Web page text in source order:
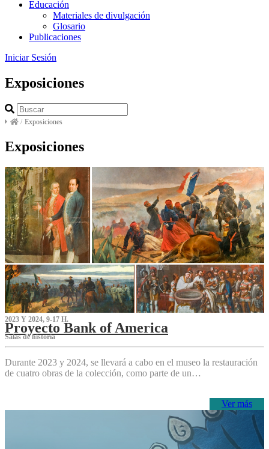
Educación
Materiales de divulgación
Glosario
Publicaciones
Iniciar Sesión
Exposiciones
/ Exposiciones
Exposiciones
2023 Y 2024, 9-17 H.
Proyecto Bank of America
S‌alas de historia
Durante 2023 y 2024, se llevará a cabo en el museo la restauración
de cuatro obras de la colección, como parte de un…
Ver más